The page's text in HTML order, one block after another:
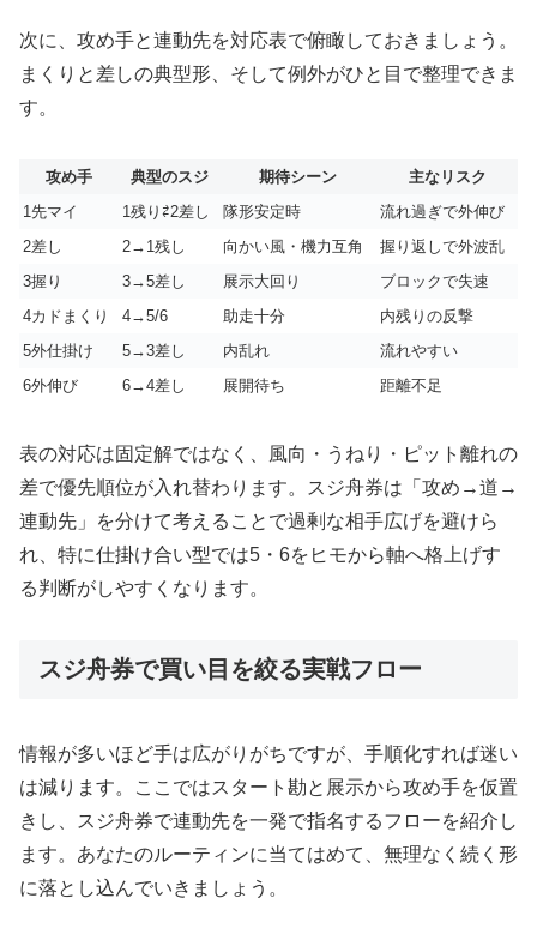
次に、攻め手と連動先を対応表で俯瞰しておきましょう。
まくりと差しの典型形、そして例外がひと目で整理できま
す。
攻め手 典型のスジ 期待シーン
主なリスク
1先マイ
1残り⇄2差し 隊形安定時
流れ過ぎで外伸び
2差し
2→1残し 向かい風・機力互角
握り返しで外波乱
3握り
3→5差し 展示大回り
ブロックで失速
4カドまくり
4→5/6 助走十分
内残りの反撃
5外仕掛け
5→3差し 内乱れ
流れやすい
6外伸び
6→4差し 展開待ち 距離不足
表の対応は固定解ではなく、風向・うねり・ピット離れの
差で優先順位が入れ替わります。スジ舟券は「攻め→道→
連動先」を分けて考えることで過剰な相手広げを避けら
れ、特に仕掛け合い型では5・6をヒモから軸へ格上げす
る判断がしやすくなります。
スジ舟券で買い目を絞る実戦フロー
情報が多いほど手は広がりがちですが、手順化すれば迷い
は減ります。ここではスタート勘と展示から攻め手を仮置
きし、スジ舟券で連動先を一発で指名するフローを紹介し
ます。あなたのルーティンに当てはめて、無理なく続く形
に落とし込んでいきましょう。